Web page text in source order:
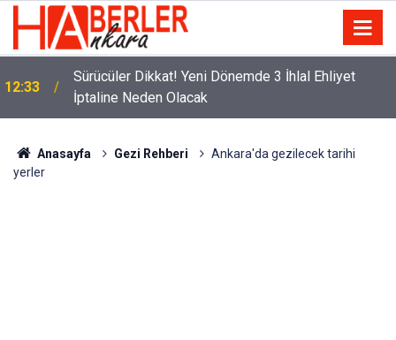
12:33
Sürücüler Dikkat! Yeni Dönemde 3 İhlal Ehliyet
İptaline Neden Olacak
Anasayfa Gezi Rehberi
Ankara'da gezilecek tarihi
yerler